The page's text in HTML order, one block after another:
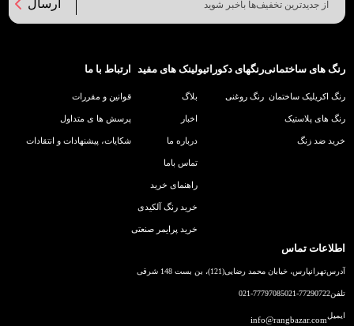
ارسال
رنگ های ساختمانی
رنگ اکریلیک ساختمان
رنگ های پلاستیک
خرید ضد زنگ
رنگهای دکوراتیو
رنگ روغنی
لینک های مفید
بلاگ
اخبار
درباره ما
تماس باما
راهنمای خرید
خرید رنگ آلکیدی
خرید پرایمر صنعتی
ارتباط با ما
قوانین و مقررات
پرسش ها ی متداول
شکایات، پیشنهادات و انتقادات
اطلاعات تماس
آدرستهرانپارس، خیابان محمد رضایی(121)، بن بست 148 شرقی
تلفن021-77290722
021-77797085
ایمیلinfo@rangbazar.com